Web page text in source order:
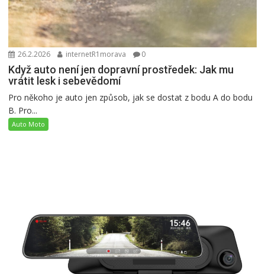
26.2.2026 internetR1morava 0
Když auto není jen dopravní prostředek: Jak mu
vrátit lesk i sebevědomí
Pro někoho je auto jen způsob, jak se dostat z bodu A do bodu
B. Pro...
Auto Moto